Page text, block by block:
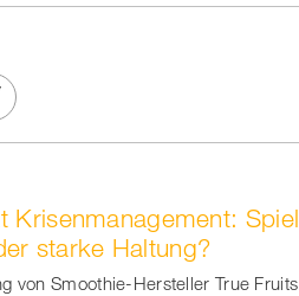
Krisenmanagement: Spiel
starke Haltung?
von Smoothie-Hersteller True Fruits